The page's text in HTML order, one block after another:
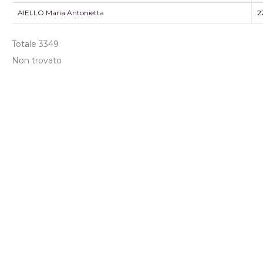
AIELLO Maria Antonietta
Totale 3349
Non trovato